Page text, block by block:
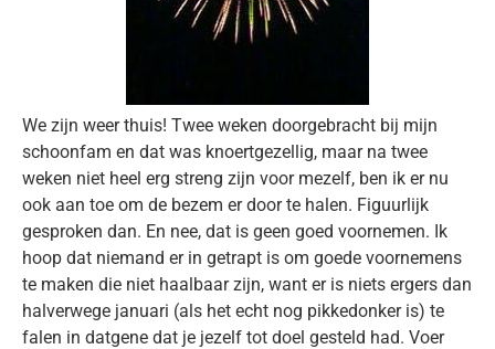
We zijn weer thuis! Twee weken doorgebracht bij mijn
schoonfam en dat was knoertgezellig, maar na twee
weken niet heel erg streng zijn voor mezelf, ben ik er nu
ook aan toe om de bezem er door te halen. Figuurlijk
gesproken dan. En nee, dat is geen goed voornemen. Ik
hoop dat niemand er in getrapt is om goede voornemens
te maken die niet haalbaar zijn, want er is niets ergers dan
halverwege januari (als het echt nog pikkedonker is) te
falen in datgene dat je jezelf tot doel gesteld had. Voer